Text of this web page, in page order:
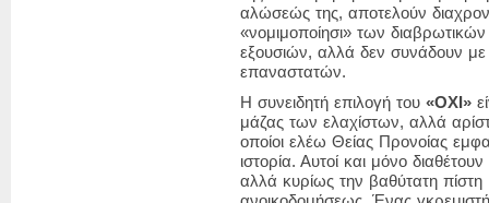
αλώσεώς της, αποτελούν
«νομιμοποίησι» των
εξουσιών, αλλά δεν συνάδουν
επαναστατών.
Η συνειδητή επιλογή του «ΟΧΙ»
μάζας των ελαχίστων, αλλά
οποίοι ελέω Θείας Προνοίας
ιστορία. Αυτοί και μόνο
αλλά κυρίως την βαθύτατη πίστη